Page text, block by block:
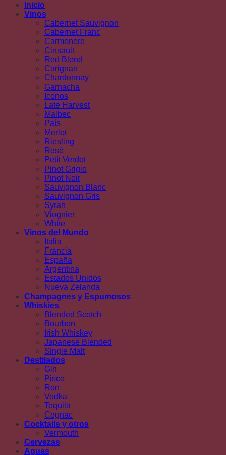
Inicio
Vinos
Cabernet Sauvignon
Cabernet Franc
Carmenere
Cinsault
Red Blend
Carignan
Chardonnay
Garnacha
Iconos
Late Harvest
Malbec
País
Merlot
Riesling
Rosé
Petit Verdot
Pinot Grigio
Pinot Noir
Sauvignon Blanc
Sauvignon Gris
Syrah
Viognier
White
Vinos del Mundo
Italia
Francia
España
Argentina
Estados Unidos
Nueva Zelanda
Champagnes y Espumosos
Whiskies
Blended Scotch
Bourbon
Irish Whiskey
Japanese Blended
Single Malt
Destilados
Gin
Pisco
Ron
Vodka
Tequila
Cognac
Cocktails y otros
Vermouth
Cervezas
Aguas